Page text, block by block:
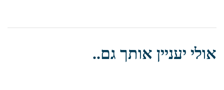
אולי יעניין אותך גם..